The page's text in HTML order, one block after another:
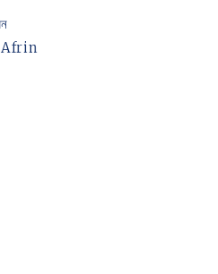
Afrin